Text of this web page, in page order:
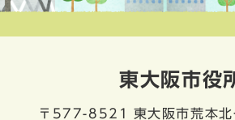
東大阪市役
〒577-8521
東大阪市荒本